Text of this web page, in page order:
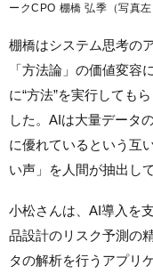
ークCPO 棚橋 弘季（写真左
棚橋はシステム思考の
「方法論」の価値変容
に“方法”を実行しても
した。AIは大量データ
に優れているという互
い声」を人間が抽出し
小松さんは、AI導入を
品設計のリスク予測の
タの解析を行うアプリ